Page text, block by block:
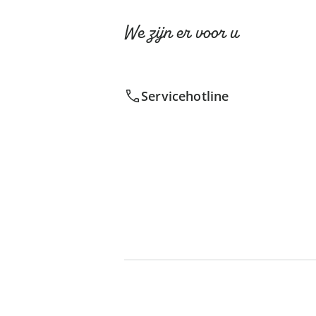
We zijn er voor u
Servicehotline